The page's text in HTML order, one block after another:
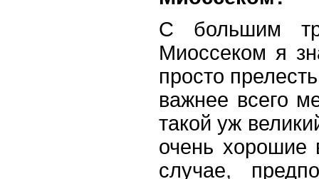
С большим
Миоссеком я
просто
важнее всего
такой уж
очень
случае,